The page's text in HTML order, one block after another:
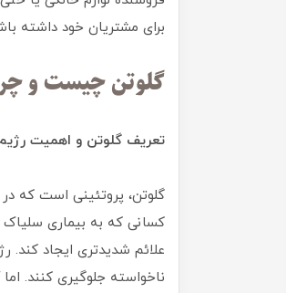
برای مشتریان خود داشته
گلوتن چیست و
تعریف گلوتن و اهمیت
گلوتن، پروتئینی است که در
کسانی که به بیماری
علائم شدیدتری ایجاد کند.
ناخواسته جلوگیری کنند.